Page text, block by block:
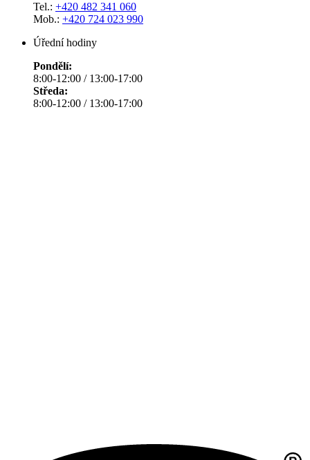
Tel.: +420 482 341 060
Mob.: +420 724 023 990
Úřední hodiny
Pondělí:
8:00-12:00 / 13:00-17:00
Středa:
8:00-12:00 / 13:00-17:00